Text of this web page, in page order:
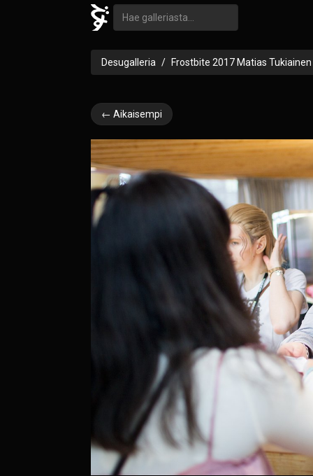
Desugalleria Frostbite 2017 Matias Tukiainen
← Aikaisempi